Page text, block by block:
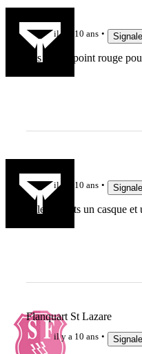
il y a 10 ans
Pas mal le point rouge
il y a 10 ans
tu leurs mets un casque
Flanquart St Lazare
il y a 10 ans